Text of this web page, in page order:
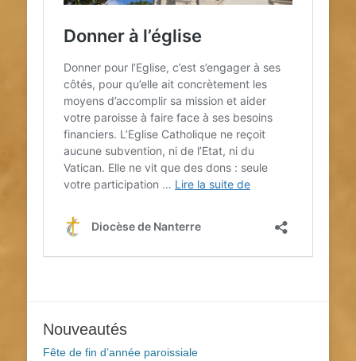
Nouveautés
Fête de fin d’année paroissiale